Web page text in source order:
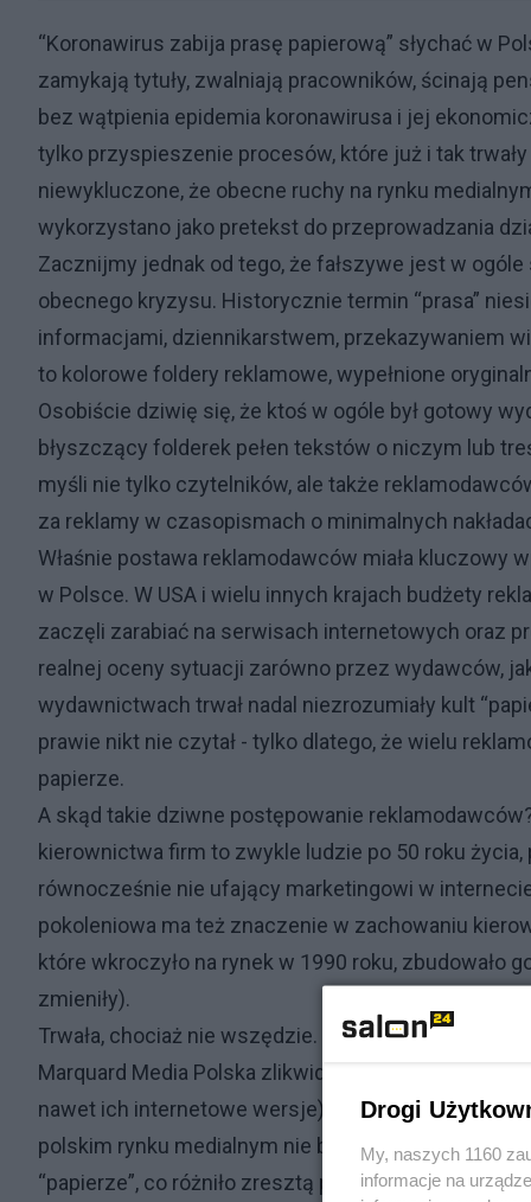
“Koronawirus zabija prasę papierową” słychać w
zamykają tytuły, zwalniają pracowników, ścinają
bez wątpienia epidemia koronawirusa i jej
tylko przyspieszenie procesów, które już i tak
niewykluczone, że obecne ruchy na rynku
wykorzystano jako pretekst do przeprowadzania
Zacznijmy jednak od tego, że fałszywe jest w
obecnego kryzysu. Historycznie termin “prasa”
informacjami, dziennikarstwem, przekazywaniem
to kolorowe foldery reklamowe, wypełnione
Osobiście dziwię się, że ktoś w ogóle był gotowy
błyszczący folderek pełen tekstów o niczym lub
myśli nie tylko czytelników, ale także
za reklamy w czasopismach o minimalnych
Właśnie postawa reklamodawców miała kluczowy
w Polsce. W USA i wielu innych krajach budżety
zaczęli zarabiać na serwisach internetowych oraz
realnej oceny sytuacji zarówno przez wydawców,
wydawnictwach trwał nadal niezrozumiały kult
prawie nikt nie czytał - tylko dlatego, że wielu
papierze.
A skąd takie dziwne postępowanie
kierownictwa firm to zwykle ludzie po 50 roku
równocześnie nie ufający marketingowi w
pokoleniowa ma też znaczenie w zachowaniu
które wkroczyło na rynek w 1990 roku, zbudowało
zmieniły).
Trwała, chociaż nie wszędzie. W zeszłym roku,
Marquard Media Polska zlikwidowało wszystkie
nawet ich internetowe wersje), w tym tak znane jak
polskim rynku medialnym nie był zaskoczony -
“papierze”, co różniło zresztą polski oddział tej
Drogi
My, naszych 1160
informacje na